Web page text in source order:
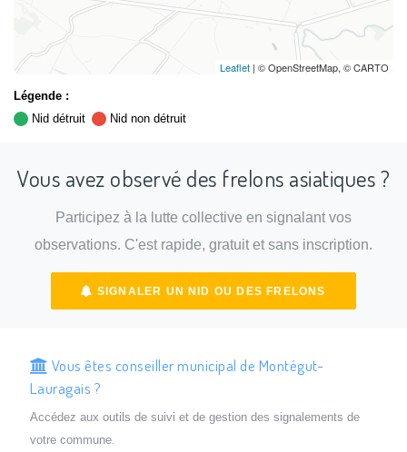
Leaflet | © OpenStreetMap, © CARTO
Légende :
Nid détruit
Nid non détruit
Vous avez observé des frelons asiatiques ?
Participez à la lutte collective en signalant vos
observations. C'est rapide, gratuit et sans inscription.
SIGNALER UN NID OU DES FRELONS
Vous êtes conseiller municipal de Montégut-
Lauragais ?
Accédez aux outils de suivi et de gestion des signalements de
votre commune.